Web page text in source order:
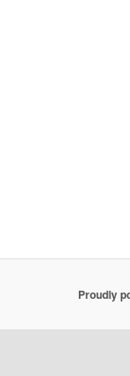
Proudly